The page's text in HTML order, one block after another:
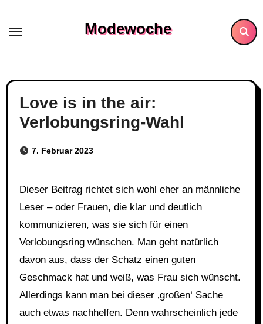
content
Modewoche
Love is in the air:
Verlobungsring-Wahl
7. Februar 2023
Dieser Beitrag richtet sich wohl eher an männliche
Leser – oder Frauen, die klar und deutlich
kommunizieren, was sie sich für einen
Verlobungsring wünschen. Man geht natürlich
davon aus, dass der Schatz einen guten
Geschmack hat und weiß, was Frau sich wünscht.
Allerdings kann man bei dieser ‚großen‘ Sache
auch etwas nachhelfen. Denn wahrscheinlich jede